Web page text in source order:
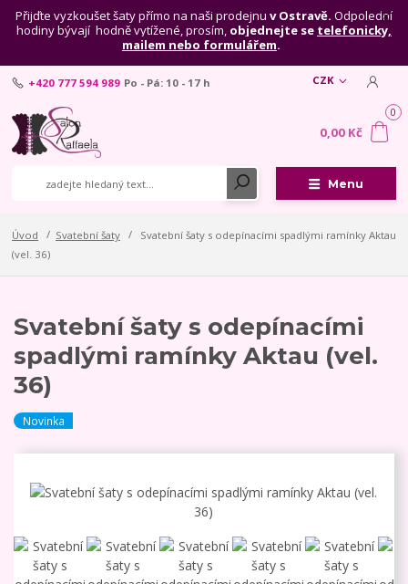
Přijďte vyzkoušet šaty přímo na naši prodejnu v Ostravě. Odpolední
hodiny bývají hodně vytížené, prosím, objednejte se telefonicky,
mailem nebo formulářem.
Menu
CZK
+420 777 594 989 Po - Pá: 10 - 17 h
0
0,00 Kč
Úvod Svatební šaty
Svatební šaty s odepínacími spadlými ramínky Aktau
(vel. 36)
Svatební šaty s odepínacími
spadlými ramínky Aktau (vel.
36)
Novinka